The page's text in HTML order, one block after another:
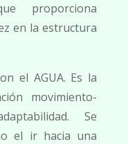
proporciona
en la estructura
el AGUA. Es la
movimiento-
Se
el ir hacia una